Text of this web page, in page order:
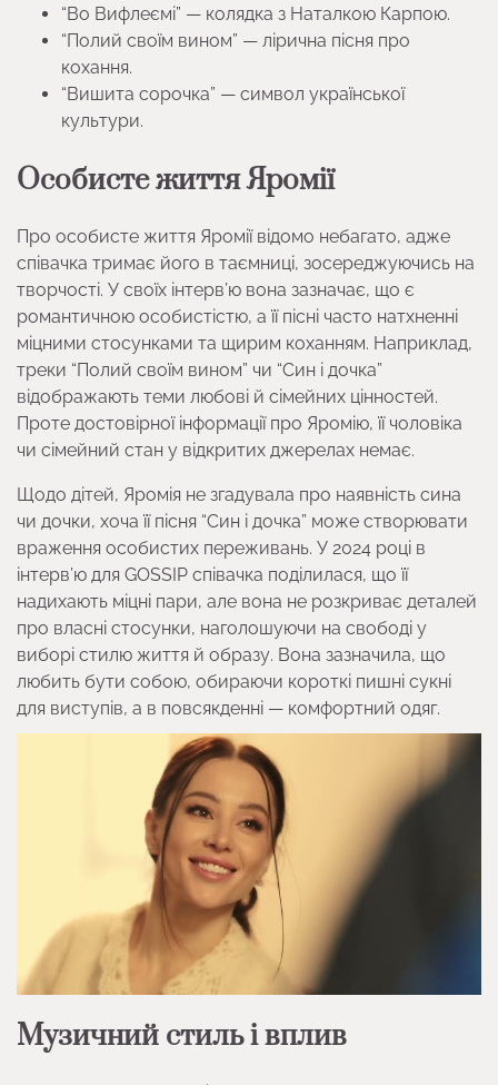
“Во Вифлеємі” — колядка з Наталкою Карпою.
“Полий своїм вином” — лірична пісня про
кохання.
“Вишита сорочка” — символ української
культури.
Особисте життя Яромії
Про особисте життя Яромії відомо небагато, адже
співачка тримає його в таємниці, зосереджуючись на
творчості. У своїх інтерв’ю вона зазначає, що є
романтичною особистістю, а її пісні часто натхненні
міцними стосунками та щирим коханням. Наприклад,
треки “Полий своїм вином” чи “Син і дочка”
відображають теми любові й сімейних цінностей.
Проте достовірної інформації про Яромію, її чоловіка
чи сімейний стан у відкритих джерелах немає.
Щодо дітей, Яромія не згадувала про наявність сина
чи дочки, хоча її пісня “Син і дочка” може створювати
враження особистих переживань. У 2024 році в
інтерв’ю для GOSSIP співачка поділилася, що її
надихають міцні пари, але вона не розкриває деталей
про власні стосунки, наголошуючи на свободі у
виборі стилю життя й образу. Вона зазначила, що
любить бути собою, обираючи короткі пишні сукні
для виступів, а в повсякденні — комфортний одяг.
Музичний стиль і вплив